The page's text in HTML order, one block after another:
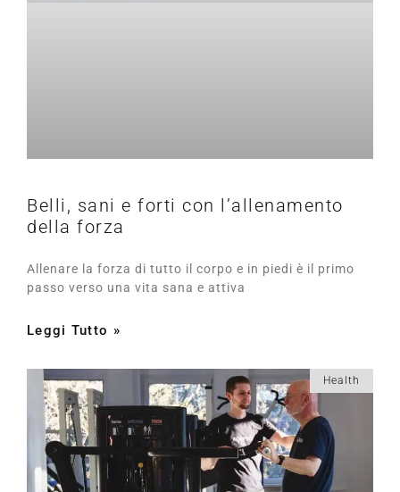
Belli, sani e forti con l’allenamento
della forza
Allenare la forza di tutto il corpo e in piedi è il primo
passo verso una vita sana e attiva
Leggi Tutto »
Health